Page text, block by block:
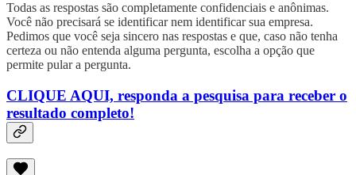
Todas as respostas são completamente confidenciais e anônimas.
Você não precisará se identificar nem identificar sua empresa.
Pedimos que você seja sincero nas respostas e que, caso não tenha
certeza ou não entenda alguma pergunta, escolha a opção que
permite pular a pergunta.
CLIQUE AQUI, responda a pesquisa para receber o
resultado completo!